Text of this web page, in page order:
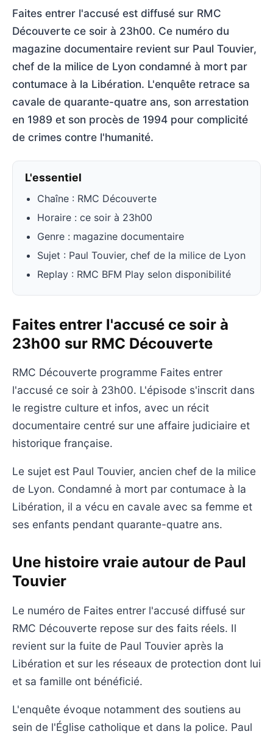
Faites entrer l'accusé est diffusé sur RMC
Découverte ce soir à 23h00. Ce numéro du
magazine documentaire revient sur Paul Touvier,
chef de la milice de Lyon condamné à mort par
contumace à la Libération. L'enquête retrace sa
cavale de quarante-quatre ans, son arrestation
en 1989 et son procès de 1994 pour complicité
de crimes contre l'humanité.
L'essentiel
Chaîne : RMC Découverte
Horaire : ce soir à 23h00
Genre : magazine documentaire
Sujet : Paul Touvier, chef de la milice de Lyon
Replay : RMC BFM Play selon disponibilité
Faites entrer l'accusé ce soir à
23h00 sur RMC Découverte
RMC Découverte programme Faites entrer
l'accusé ce soir à 23h00. L'épisode s'inscrit dans
le registre culture et infos, avec un récit
documentaire centré sur une affaire judiciaire et
historique française.
Le sujet est Paul Touvier, ancien chef de la milice
de Lyon. Condamné à mort par contumace à la
Libération, il a vécu en cavale avec sa femme et
ses enfants pendant quarante-quatre ans.
Une histoire vraie autour de Paul
Touvier
Le numéro de Faites entrer l'accusé diffusé sur
RMC Découverte repose sur des faits réels. Il
revient sur la fuite de Paul Touvier après la
Libération et sur les réseaux de protection dont lui
et sa famille ont bénéficié.
L'enquête évoque notamment des soutiens au
sein de l'Église catholique et dans la police. Paul